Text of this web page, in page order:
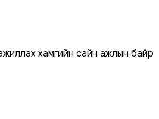
хамгийн сайн ажлын байр